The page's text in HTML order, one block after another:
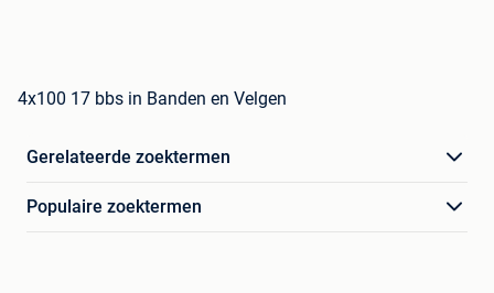
4x100 17 bbs in Banden en Velgen
Gerelateerde zoektermen
Populaire zoektermen